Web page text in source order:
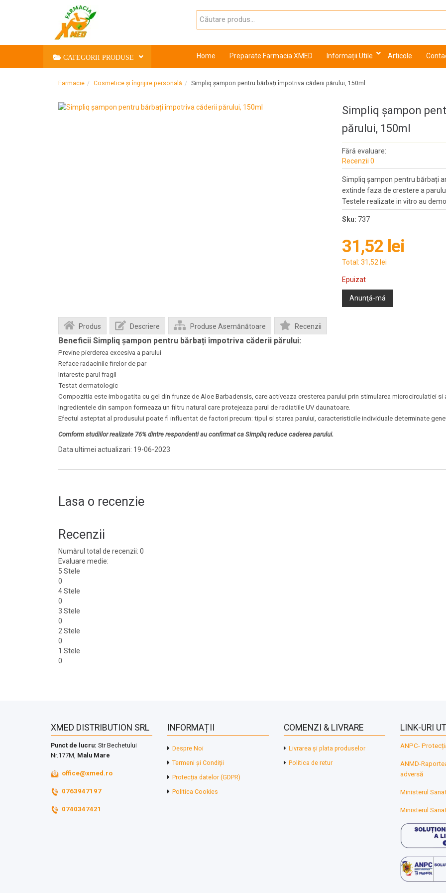
CATEGORII PRODUSE Home Preparate Farmacia XMED Informații Utile Articole
Farmacie Cosmetice și îngrijire personală Simpliq șampon pentru bărbați împotriva căderii părului, 150ml
Simpliq șampon
părului, 150ml
Fără evaluare:
Recenzii 0
Simpliq șampon pentru bărbați
extinde faza de crestere a
Testele realizate in vitro au
Sku: 737
31,52 lei
Total: 31,52 lei
Epuizat
Anunţă-mă
Produs Descriere Produse Asemănătoare Recenzii
Beneficii Simpliq șampon pentru bărbați împotriva căderii părului:
Previne pierderea excesiva a parului
Reface radacinile firelor de par
Intareste parul fragil
Testat dermatologic
Compozitia este imbogatita cu gel din frunze de Aloe Barbadensis, care activeaza cresterea parului prin stimularea microcirculatiei si
Ingredientele din sampon formeaza un filtru natural care protejeaza parul de radiatiile UV daunatoare.
Efectul asteptat al produsului poate fi influentat de factori precum: tipul si starea parului, caracteristicile individuale determinate
Comform studiilor realizate 76% dintre respondenti au confirmat ca Simpliq reduce caderea parului.
Data ultimei actualizari: 19-06-2023
Lasa o recenzie
Recenzii
Numărul total de recenzii: 0
Evaluare medie:
5 Stele
0
4 Stele
0
3 Stele
0
2 Stele
0
1 Stele
0
XMED DISTRIBUTION SRL
Punct de lucru: Str Bechetului
Nr.177M, Malu Mare
office@xmed.ro
0763947197
0740347421
INFORMAȚII
Despre Noi
Termeni și Condiții
Protecția datelor (GDPR)
Politica Cookies
COMENZI & LIVRARE
Livrarea și plata produselor
Politica de retur
LINK-URI
ANPC-
ANMD-
adversă
Ministerul
Ministerul